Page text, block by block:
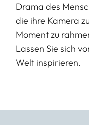
Drama des
die ihre Kamera
Moment zu
Lassen Sie sich
Welt inspirieren.